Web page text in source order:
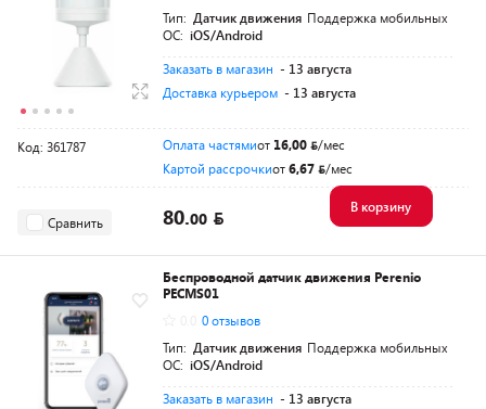
Тип: Датчик движения Поддержка мобильных
ОС: iOS/Android
Заказать в магазин - 13 августа
Доставка курьером - 13 августа
Код: 361787 Оплата частямиот 16,00
/мес
Картой рассрочкиот6,67 /мес
Сравнить 80.00
В корзину
Беспроводной датчик движения Perenio
PECMS01
0 отзывов
Тип: Датчик движения Поддержка мобильных
ОС: iOS/Android
Заказать в магазин - 13 августа